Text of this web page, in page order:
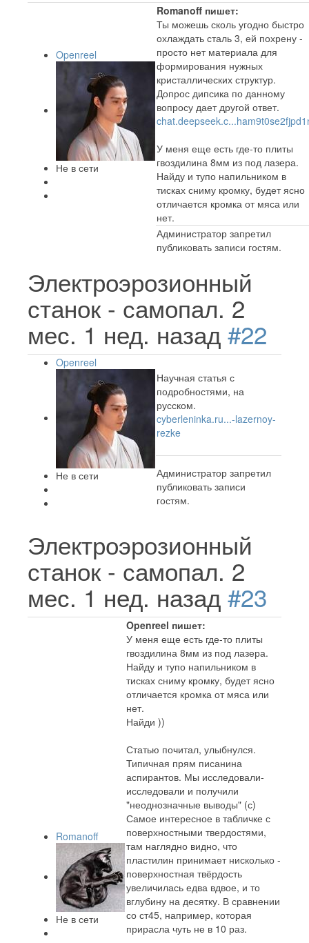
Openreel
Не в сети
Romanoff пишет:
Ты можешь сколь угодно быстро
охлаждать сталь 3, ей похрену -
просто нет материала для
формирования нужных
кристаллических структур.
Допрос дипсика по данному
вопросу дает другой ответ.
У меня еще есть где-то плиты
гвоздилина 8мм из под лазера.
Найду и тупо напильником в
тисках сниму кромку, будет ясно
отличается кромка от мяса или
нет.
Администратор запретил
публиковать записи гостям.
Электроэрозионный
станок - самопал. 2
мес. 1 нед. назад #22
Openreel
Не в сети
Научная статья с
подробностями, на
русском.
cyberleninka.ru...-lazernoy-
rezke
Администратор запретил
публиковать записи
гостям.
Электроэрозионный
станок - самопал. 2
мес. 1 нед. назад #23
Romanoff
Не в сети
Openreel пишет:
У меня еще есть где-то плиты
гвоздилина 8мм из под лазера.
Найду и тупо напильником в
тисках сниму кромку, будет ясно
отличается кромка от мяса или
нет.
Найди ))
Статью почитал, улыбнулся.
Типичная прям писанина
аспирантов. Мы исследовали-
исследовали и получили
"неоднозначные выводы" (с)
Самое интересное в табличке с
поверхностными твердостями,
там наглядно видно, что
пластилин принимает нисколько -
поверхностная твёрдость
увеличилась едва вдвое, и то
вглубину на десятку. В сравнении
со ст45, например, которая
прирасла чуть не в 10 раз.